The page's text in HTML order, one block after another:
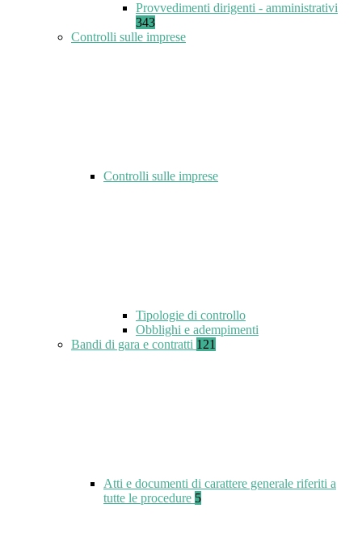
Provvedimenti dirigenti - amministrativi
343
Controlli sulle imprese
Controlli sulle imprese
Tipologie di controllo
Obblighi e adempimenti
Bandi di gara e contratti 121
Atti e documenti di carattere generale riferiti a
tutte le procedure 5